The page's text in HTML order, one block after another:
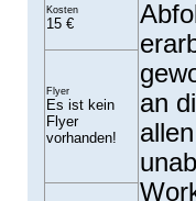
an
Kosten
15 €
Flyer
Es ist kein
Flyer
vorhanden!